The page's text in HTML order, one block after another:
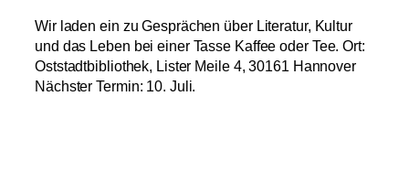
Wir laden ein zu Gesprächen über Literatur, Kultur
und das Leben bei einer Tasse Kaffee oder Tee. Ort:
Oststadtbibliothek, Lister Meile 4, 30161 Hannover
Nächster Termin: 10. Juli.